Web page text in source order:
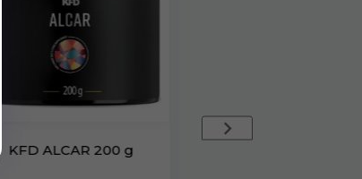
MEDICALINE Aliness